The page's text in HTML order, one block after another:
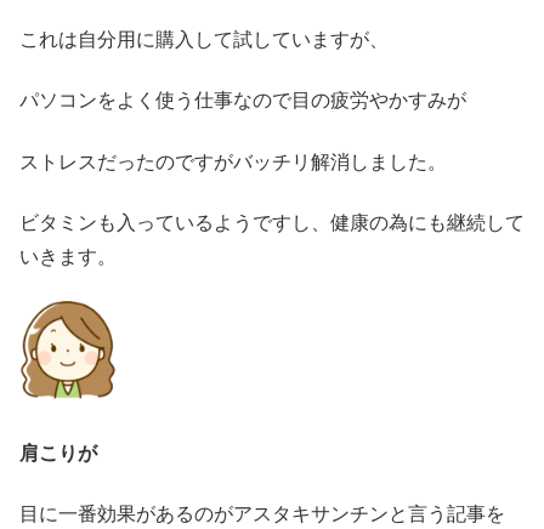
これは自分用に購入して試していますが、
パソコンをよく使う仕事なので目の疲労やかすみが
ストレスだったのですがバッチリ解消しました。
ビタミンも入っているようですし、健康の為にも継続して
いきます。
肩こりが
目に一番効果があるのがアスタキサンチンと言う記事を